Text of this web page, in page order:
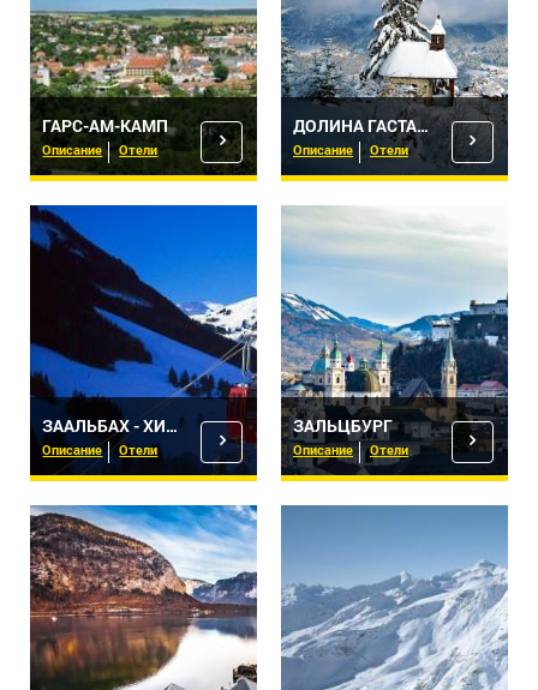
ГАРС-АМ-КАМП
Описание Отели
ДОЛИНА ГАСТАЙН
Описание Отели
ЗААЛЬБАХ - ХИНТЕРГЛЕММ
Описание Отели
ЗАЛЬЦБУРГ
Описание Отели